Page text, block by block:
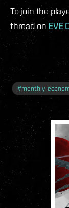
To join the
thread on EVE
#monthly-